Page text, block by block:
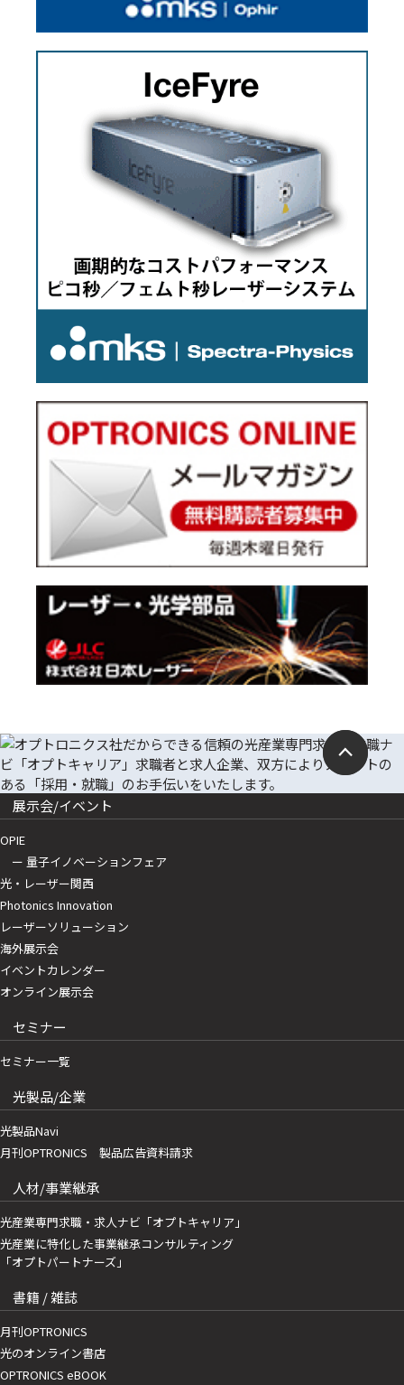
展示会/イベント
OPIE
ー 量子イノベーションフェア
光・レーザー関西
Photonics Innovation
レーザーソリューション
海外展示会
イベントカレンダー
オンライン展示会
セミナー
セミナー一覧
光製品/企業
光製品Navi
月刊OPTRONICS 製品広告資料請求
人材/事業継承
光産業専門求職・求人ナビ「オプトキャリア」
光産業に特化した事業継承コンサルティング
「オプトパートナーズ」
書籍 / 雑誌
月刊OPTRONICS
光のオンライン書店
OPTRONICS eBOOK